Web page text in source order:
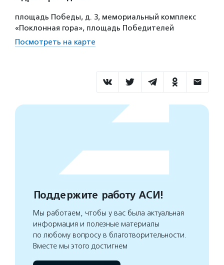
площадь Победы, д. 3, мемориальный комплекс
«Поклонная гора», площадь Победителей
Посмотреть на карте
Поддержите работу АСИ!
Мы работаем, чтобы у вас была актуальная
информация и полезные материалы
по любому вопросу в благотворительности.
Вместе мы этого достигнем